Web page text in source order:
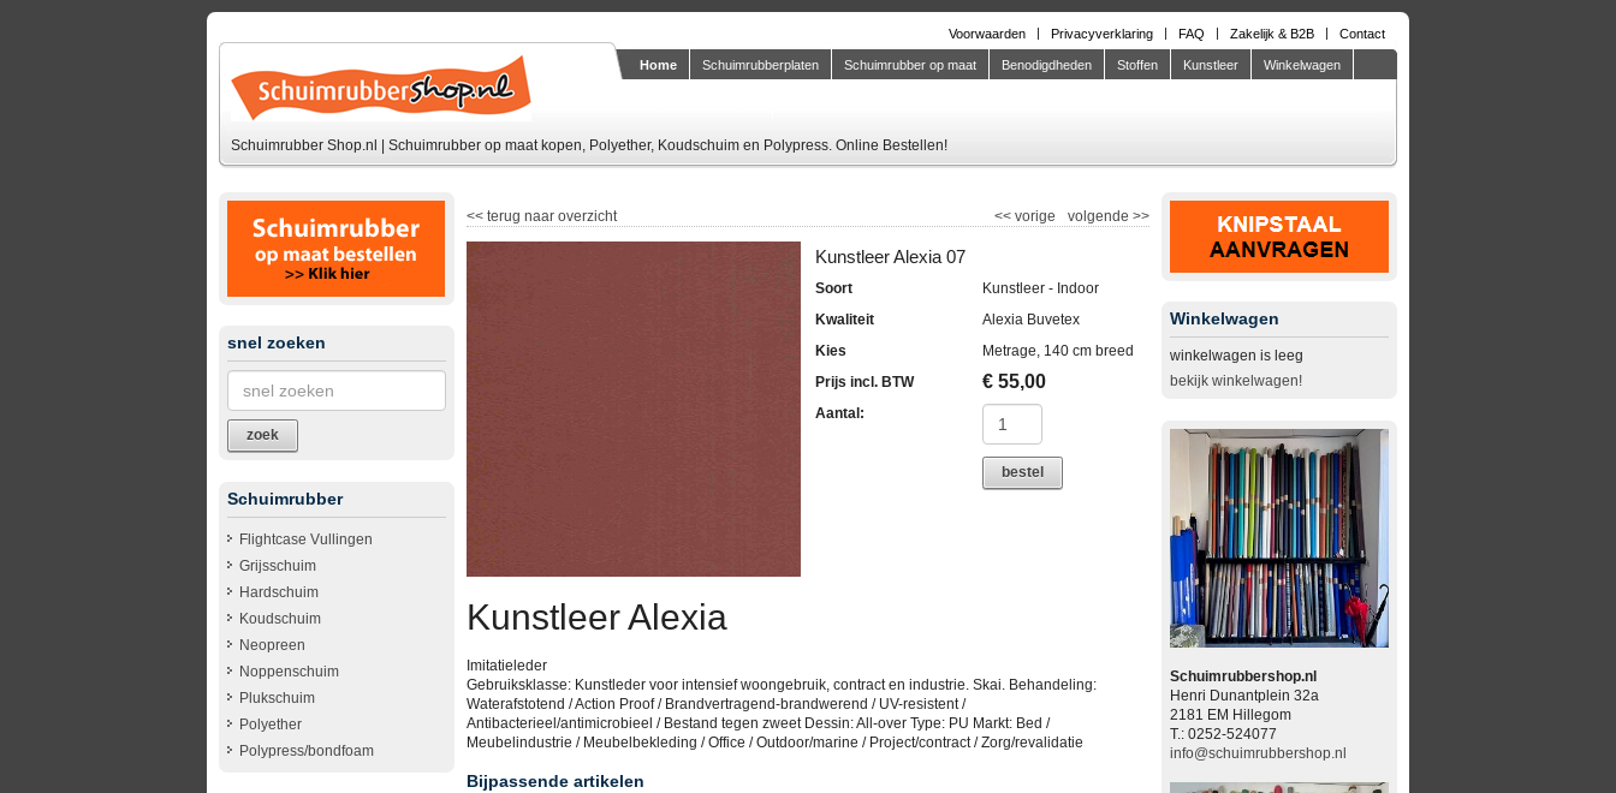
Voorwaarden Privacyverklaring FAQ Zakelijk & B2B Contact
Schuimrubber Shop.nl | Schuimrubber op maat kopen, Polyether, Koudschuim en Polypress. Online Bestellen!
Home Schuimrubberplaten Schuimrubber op maat Benodigdheden Stoffen Kunstleer Winkelwagen
snel zoeken
zoek
Schuimrubber
Flightcase Vullingen
Grijsschuim
Hardschuim
Koudschuim
Neopreen
Noppenschuim
Plukschuim
Polyether
Polypress/bondfoam
<< terug naar overzicht volgende >>
<<vorige
Kunstleer Alexia 07
Soort
Kunstleer - Indoor
Kwaliteit
Alexia Buvetex
Kies
Metrage, 140 cm breed
Prijs incl. BTW
€ 55,00
Aantal:
bestel
Kunstleer Alexia
Imitatieleder
Gebruiksklasse: Kunstleder voor intensief woongebruik, contract en industrie. Skai. Behandeling:
Waterafstotend / Action Proof / Brandvertragend-brandwerend / UV-resistent /
Antibacterieel/antimicrobieel / Bestand tegen zweet Dessin: All-over Type: PU Markt: Bed /
Meubelindustrie / Meubelbekleding / Office / Outdoor/marine / Project/contract / Zorg/revalidatie
Bijpassende artikelen
Winkelwagen
winkelwagen is leeg
bekijk winkelwagen!
Schuimrubbershop.nl
Henri Dunantplein 32a
2181 EM Hillegom
T.: 0252-524077
info@schuimrubbershop.nl